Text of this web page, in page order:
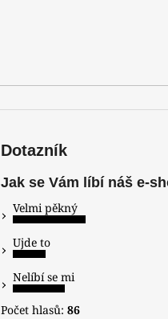
Dotazník
Jak se Vám líbí náš e-
Velmi pěkný
Ujde to
Nelíbí se mi
Počet hlasů: 86